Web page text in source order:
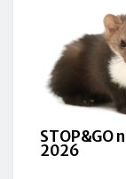
STOP&GO
2026